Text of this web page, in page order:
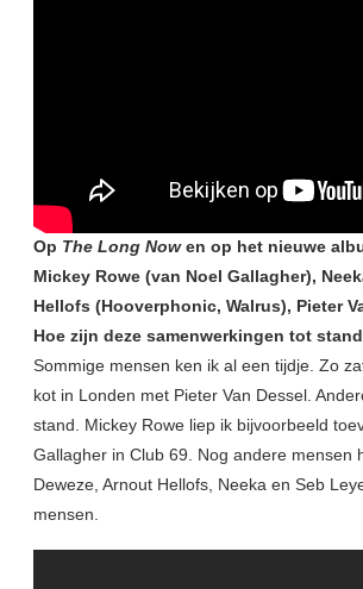
Op The Long Nowen op het nieuwe
Mickey Rowe (van Noel Gallagher),
Hellofs (Hooverphonic, Walrus), Pieter
Hoe zijn deze samenwerkingen tot
Sommige mensen ken ik al een tijdje. Zo
kot in Londen met Pieter Van Dessel.
stand. Mickey Rowe liep ik bijvoorbeeld
Gallagher in Club 69. Nog andere mensen
Deweze, Arnout Hellofs, Neeka en Seb
mensen.